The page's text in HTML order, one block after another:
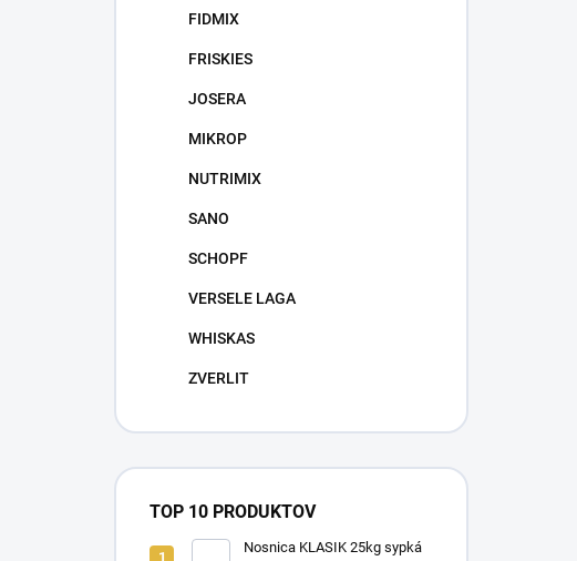
FIDMIX
FRISKIES
JOSERA
MIKROP
NUTRIMIX
SANO
SCHOPF
VERSELE LAGA
WHISKAS
ZVERLIT
TOP 10 PRODUKTOV
Nosnica KLASIK 25kg sypká